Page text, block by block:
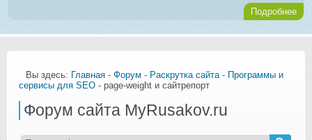
Подробнее
Вы здесь: Главная - Форум - Раскрутка сайта - Программы и
сервисы для SEO - page-weight и сайтрепорт
Форум сайта MyRusakov.ru